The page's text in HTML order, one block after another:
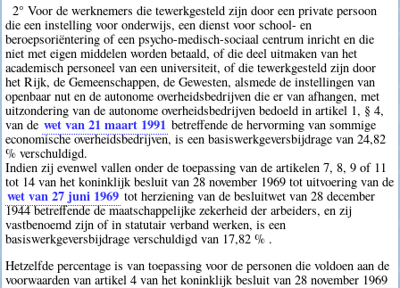
2° Voor de werknemers die tewerkgesteld zijn door een private persoon
die een instelling voor onderwijs, een dienst voor school- en
beroepsoriëntering of een psycho-medisch-sociaal centrum inricht en die
niet met eigen middelen worden betaald, of die deel uitmaken van het
academisch personeel van een universiteit, of die tewerkgesteld zijn door
het Rijk, de Gemeenschappen, de Gewesten, alsmede de instellingen van
openbaar nut en de autonome overheidsbedrijven die er van afhangen, met
uitzondering van de autonome overheidsbedrijven bedoeld in artikel 1, § 4,
van de wet van 21 maart 1991 betreffende de hervorming van sommige
economische overheidsbedrijven, is een basiswerkgeversbijdrage van 24,82
% verschuldigd.
Indien zij evenwel vallen onder de toepassing van de artikelen 7, 8, 9 of 11
tot 14 van het koninklijk besluit van 28 november 1969 tot uitvoering van de
wet van 27 juni 1969 tot herziening van de besluitwet van 28 december
1944 betreffende de maatschappelijke zekerheid der arbeiders, en zij
vastbenoemd zijn of in statutair verband werken, is een
basiswerkgeversbijdrage verschuldigd van 17,82 % .
Hetzelfde percentage is van toepassing voor de personen die voldoen aan de
voorwaarden van artikel 4 van het koninklijk besluit van 28 november 1969